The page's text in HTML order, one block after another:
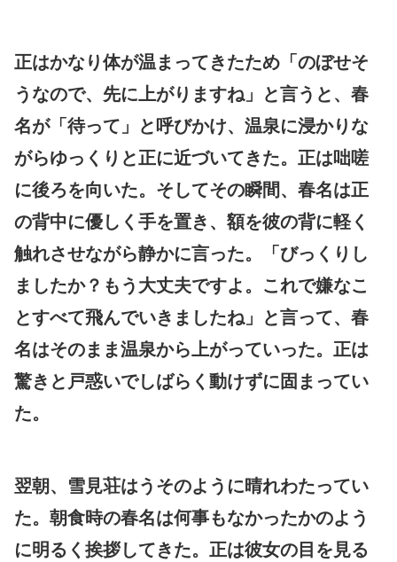
正はかなり体が温まってきたため「のぼせそ
うなので、先に上がりますね」と言うと、春
名が「待って」と呼びかけ、温泉に浸かりな
がらゆっくりと正に近づいてきた。正は咄嗟
に後ろを向いた。そしてその瞬間、春名は正
の背中に優しく手を置き、額を彼の背に軽く
触れさせながら静かに言った。「びっくりし
ましたか？もう大丈夫ですよ。これで嫌なこ
とすべて飛んでいきましたね」と言って、春
名はそのまま温泉から上がっていった。正は
驚きと戸惑いでしばらく動けずに固まってい
た。
翌朝、雪見荘はうそのように晴れわたってい
た。朝食時の春名は何事もなかったかのよう
に明るく挨拶してきた。正は彼女の目を見る